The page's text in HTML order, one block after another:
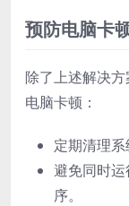
预防电脑卡
除了上述解决
电脑卡顿：
定期清理系
避免同时
序。